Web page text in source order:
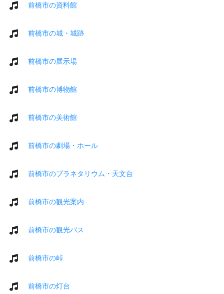
前橋市の資料館
前橋市の城・城跡
前橋市の展示場
前橋市の博物館
前橋市の美術館
前橋市の劇場・ホール
前橋市のプラネタリウム・天文台
前橋市の観光案内
前橋市の観光バス
前橋市の峠
前橋市の灯台